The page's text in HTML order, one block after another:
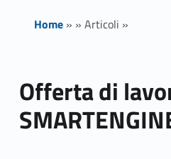
Home» » Articoli »
Offerta di